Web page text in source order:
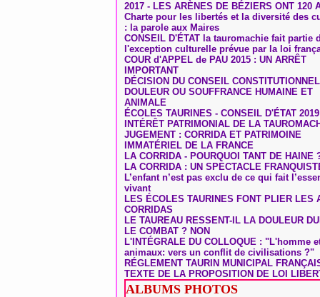
2017 - LES ARÈNES DE BÉZIERS ONT 120
Charte pour les libertés et la diversité des
: la parole aux Maires
CONSEIL D'ÉTAT la tauromachie fait partie
l'exception culturelle prévue par la loi
COUR d'APPEL de PAU 2015 : UN ARRÊT
IMPORTANT
DÉCISION DU CONSEIL CONSTITUTIONNEL
DOULEUR OU SOUFFRANCE HUMAINE ET
ANIMALE
ÉCOLES TAURINES - CONSEIL D'ÉTAT 2019
INTÉRÊT PATRIMONIAL DE LA
JUGEMENT : CORRIDA ET PATRIMOINE
IMMATÉRIEL DE LA FRANCE
LA CORRIDA - POURQUOI TANT DE HAINE
LA CORRIDA : UN SPECTACLE
L’enfant n’est pas exclu de ce qui fait
vivant
LES ÉCOLES TAURINES FONT PLIER LES
CORRIDAS
LE TAUREAU RESSENT-IL LA DOULEUR
LE COMBAT ? NON
L'INTÉGRALE DU COLLOQUE : "L'homme
animaux: vers un conflit de civilisations ?"
RÉGLEMENT TAURIN MUNICIPAL
TEXTE DE LA PROPOSITION DE LOI
ALBUMS PHOTOS